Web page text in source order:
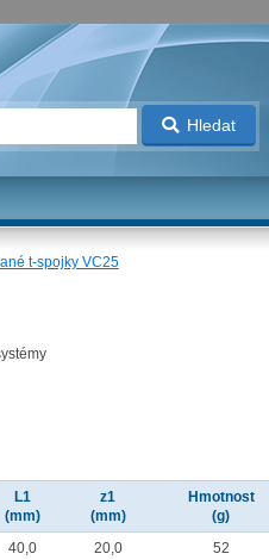
Hledat
t-spojky VC25
L1
(mm)
z1
(mm)
Hmotnost
(g)
40,0 20,0 52